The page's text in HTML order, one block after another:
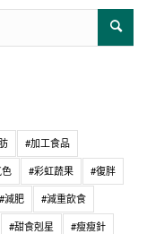
#加工食品
#彩虹蔬果 #復胖
#減肥 #減重飲食
#甜食剋星 #瘦瘦針